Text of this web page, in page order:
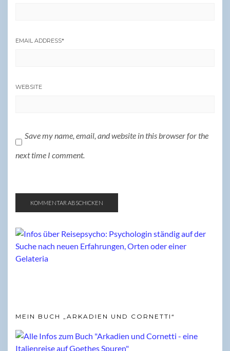
EMAIL ADDRESS*
WEBSITE
Save my name, email, and website in this browser for the
next time I comment.
MEIN BUCH „ARKADIEN UND CORNETTI“